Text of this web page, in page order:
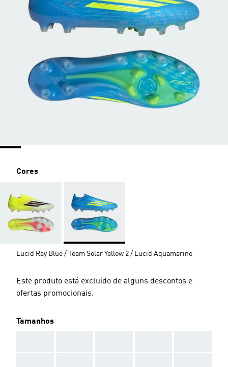
Cores
Lucid Ray Blue / Team Solar Yellow 2 / Lucid Aquamarine
Este produto está excluído de alguns descontos e
ofertas promocionais.
Tamanhos